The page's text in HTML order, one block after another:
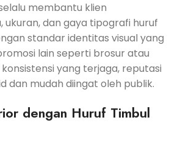
membantu klien
ukuran, dan gaya tipografi huruf
standar identitas visual yang
lain seperti brosur atau
yang terjaga, reputasi
dan mudah diingat oleh publik.
dengan Huruf Timbul